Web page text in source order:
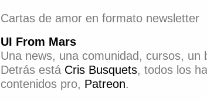
Cartas de amor en formato newsletter
UI From Mars
Una news, una comunidad, cursos,
Detrás está Cris Busquets, todos los
contenidos pro, Patreon.